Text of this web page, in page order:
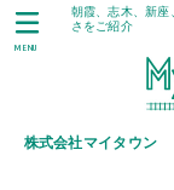
朝霞、志木、新座
さをご紹介
株式会社マイタウン
MENU